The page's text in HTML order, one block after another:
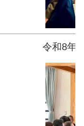
令和8年